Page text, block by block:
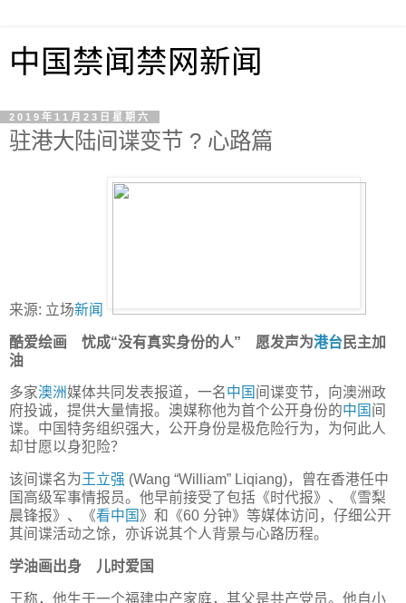
中国禁闻禁网新闻
2019年11月23日星期六
驻港大陆间谍变节 ? 心路篇
来源: 立场新闻
酷爱绘画 忧成“没有真实身份的人” 愿发声为港台 民主加
油
多家澳洲媒体共同发表报道，一名中国 间谍变节，向澳洲政
府投诚，提供大量情报。澳媒称他为首个公开身份的中国 间
谍。中国特务组织强大，公开身份是极危险行为，为何此人
却甘愿以身犯险？
该间谍名为王立强 (Wang “William” Liqiang)，曾在香港任中
国高级军事情报员。他早前接受了包括《时代报》、《雪梨
晨锋报》、《看中国 》和《60 分钟》等媒体访问，仔细公开
其间谍活动之馀，亦诉说其个人背景与心路历程。
学油画出身 儿时爱国
王称，他生于一个福建中产家庭，其父是共产党员。他自小